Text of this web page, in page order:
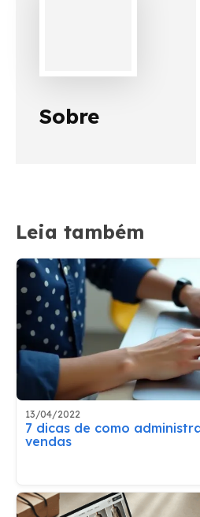
Sobre
Leia também
13/04/2022
7 dicas de como
vendas